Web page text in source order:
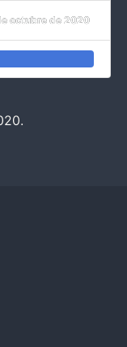
octubre de 2020